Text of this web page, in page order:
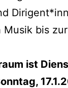
Musik bis
ist